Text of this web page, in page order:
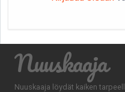
Nuuskaaja
Nuuskaaja löydät kaiken